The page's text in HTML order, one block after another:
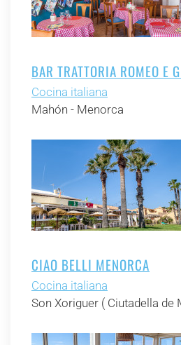
BAR TRATTORIA ROMEO E
Cocina italiana
Mahón - Menorca
CIAO BELLI MENORCA
Cocina italiana
Son Xoriguer ( Ciutadella de